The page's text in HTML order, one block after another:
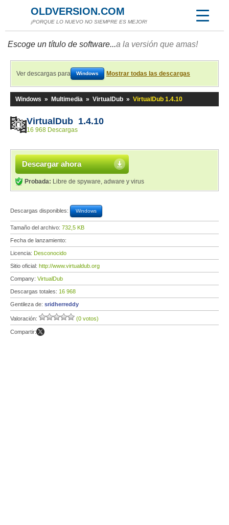
OLDVERSION.COM
¡PORQUE LO NUEVO NO SIEMPRE ES MEJOR!
Escoge un título de software...a la versión que amas!
Ver descargas para Windows Mostrar todas las descargas
Windows » Multimedia » VirtualDub » VirtualDub 1.4.10
VirtualDub 1.4.10
16 968 Descargas
Descargar ahora
Probada: Libre de spyware, adware y virus
Descargas disponibles: Windows
Tamaño del archivo: 732,5 KB
Fecha de lanzamiento:
Licencia: Desconocido
Sitio oficial: http://www.virtualdub.org
Company: VirtualDub
Descargas totales: 16 968
Gentileza de: sridherreddy
Valoración: (0 votos)
Compartir: